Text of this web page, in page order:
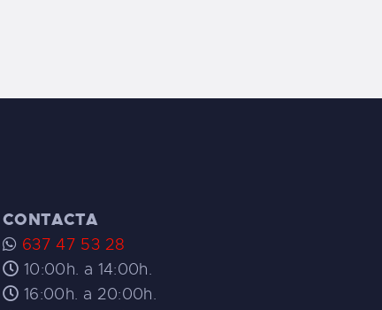
CONTACTA
637 47 53 28
10:00h. a 14:00h.
16:00h. a 20:00h.